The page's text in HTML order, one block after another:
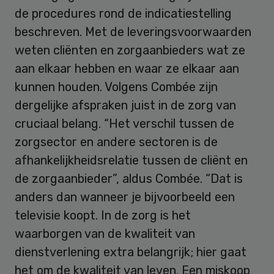
de procedures rond de indicatiestelling
beschreven. Met de leveringsvoorwaarden
weten cliënten en zorgaanbieders wat ze
aan elkaar hebben en waar ze elkaar aan
kunnen houden. Volgens Combée zijn
dergelijke afspraken juist in de zorg van
cruciaal belang. “Het verschil tussen de
zorgsector en andere sectoren is de
afhankelijkheidsrelatie tussen de cliënt en
de zorgaanbieder”, aldus Combée. “Dat is
anders dan wanneer je bijvoorbeeld een
televisie koopt. In de zorg is het
waarborgen van de kwaliteit van
dienstverlening extra belangrijk; hier gaat
het om de kwaliteit van leven. Een miskoop